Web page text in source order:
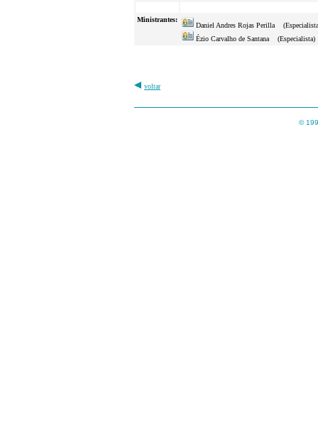
Ministrantes:
Daniel Andres Rojas Perilla
Ézio Carvalho de Santana (Especialista)
voltar
©